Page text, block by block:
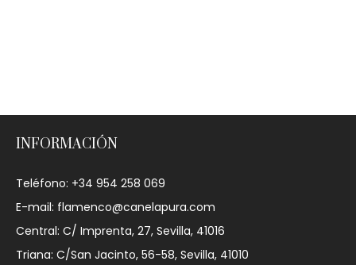
INFORMACIÓN
Teléfono: +34 954 258 069
E-mail: flamenco@canelapura.com
Central: C/ Imprenta, 27, Sevilla, 41016
Triana: C/San Jacinto, 56-58, Sevilla, 41010